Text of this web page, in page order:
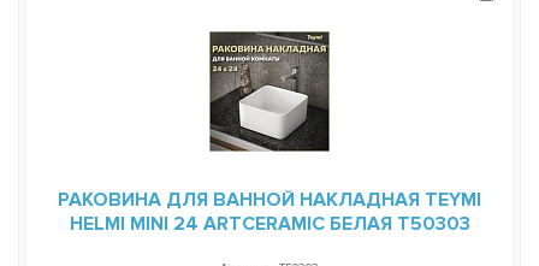
РАКОВИНА ДЛЯ ВАННОЙ НАКЛАДНАЯ TEYMI
HELMI MINI 24 ARTCERAMIC БЕЛАЯ T50303